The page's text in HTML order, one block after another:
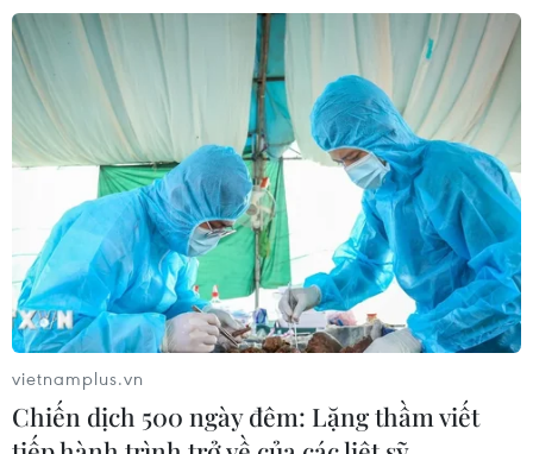
vietnamplus.vn
Chiến dịch 500 ngày đêm: Lặng thầm viết